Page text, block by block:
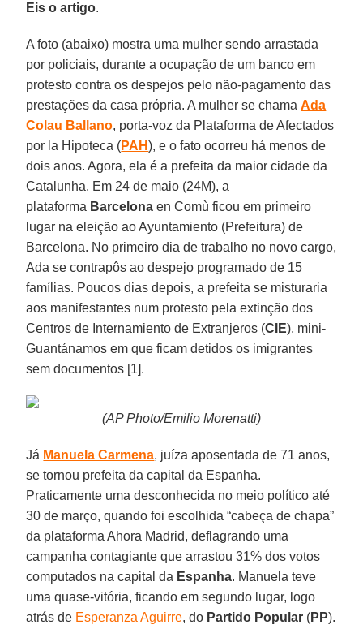
Eis o artigo.
A foto (abaixo) mostra uma mulher sendo arrastada
por policiais, durante a ocupação de um banco em
protesto contra os despejos pelo não-pagamento das
prestações da casa própria. A mulher se chamaAda
Colau Ballano, porta-voz da Plataforma de Afectados
por la Hipoteca (PAH), e o fato ocorreu há menos de
dois anos. Agora, ela é a prefeita da maior cidade da
Catalunha. Em 24 de maio (24M), a
plataforma Barcelona en Comù ficou em primeiro
lugar na eleição ao Ayuntamiento (Prefeitura) de
Barcelona. No primeiro dia de trabalho no novo cargo,
Ada se contrapôs ao despejo programado de 15
famílias. Poucos dias depois, a prefeita se misturaria
aos manifestantes num protesto pela extinção dos
Centros de Internamiento de Extranjeros (CIE), mini-
Guantánamos em que ficam detidos os imigrantes
sem documentos [1].
(AP Photo/Emilio Morenatti)
Já Manuela Carmena, juíza aposentada de 71 anos,
se tornou prefeita da capital da Espanha.
Praticamente uma desconhecida no meio político até
30 de março, quando foi escolhida “cabeça de chapa”
da plataforma Ahora Madrid, deflagrando uma
campanha contagiante que arrastou 31% dos votos
computados na capital da Espanha. Manuela teve
uma quase-vitória, ficando em segundo lugar, logo
atrás de Esperanza Aguirre, do Partido Popular (PP).